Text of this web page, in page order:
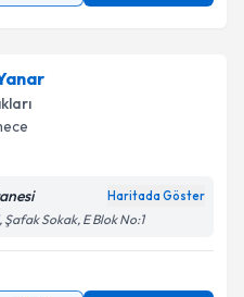
Haritada Göster
Sokak, E Blok No:1